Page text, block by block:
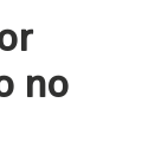
no